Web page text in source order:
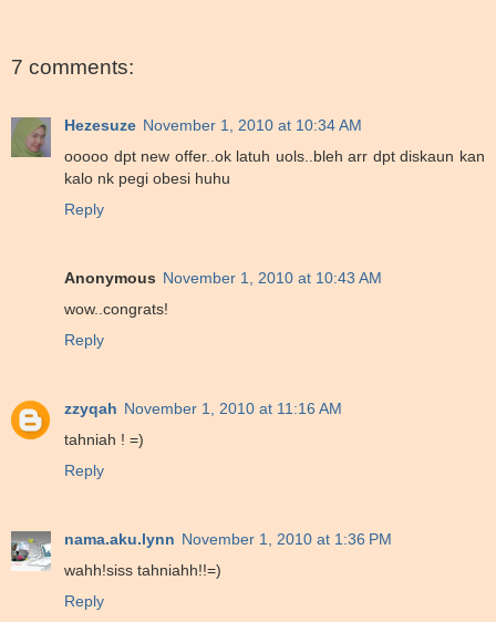
7 comments:
Hezesuze November 1, 2010 at 10:34 AM
ooooo dpt new offer..ok latuh uols..bleh arr dpt diskaun kan
kalo nk pegi obesi huhu
Reply
Anonymous November 1, 2010 at 10:43 AM
wow..congrats!
Reply
zzyqah November 1, 2010 at 11:16 AM
tahniah ! =)
Reply
nama.aku.lynn November 1, 2010 at 1:36 PM
wahh!siss tahniahh!!=)
Reply